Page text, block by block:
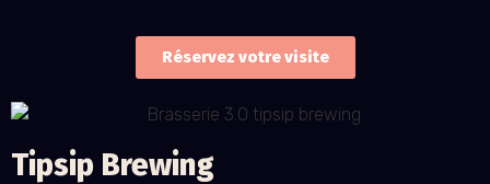
Réservez votre visite
Tipsip Brewing